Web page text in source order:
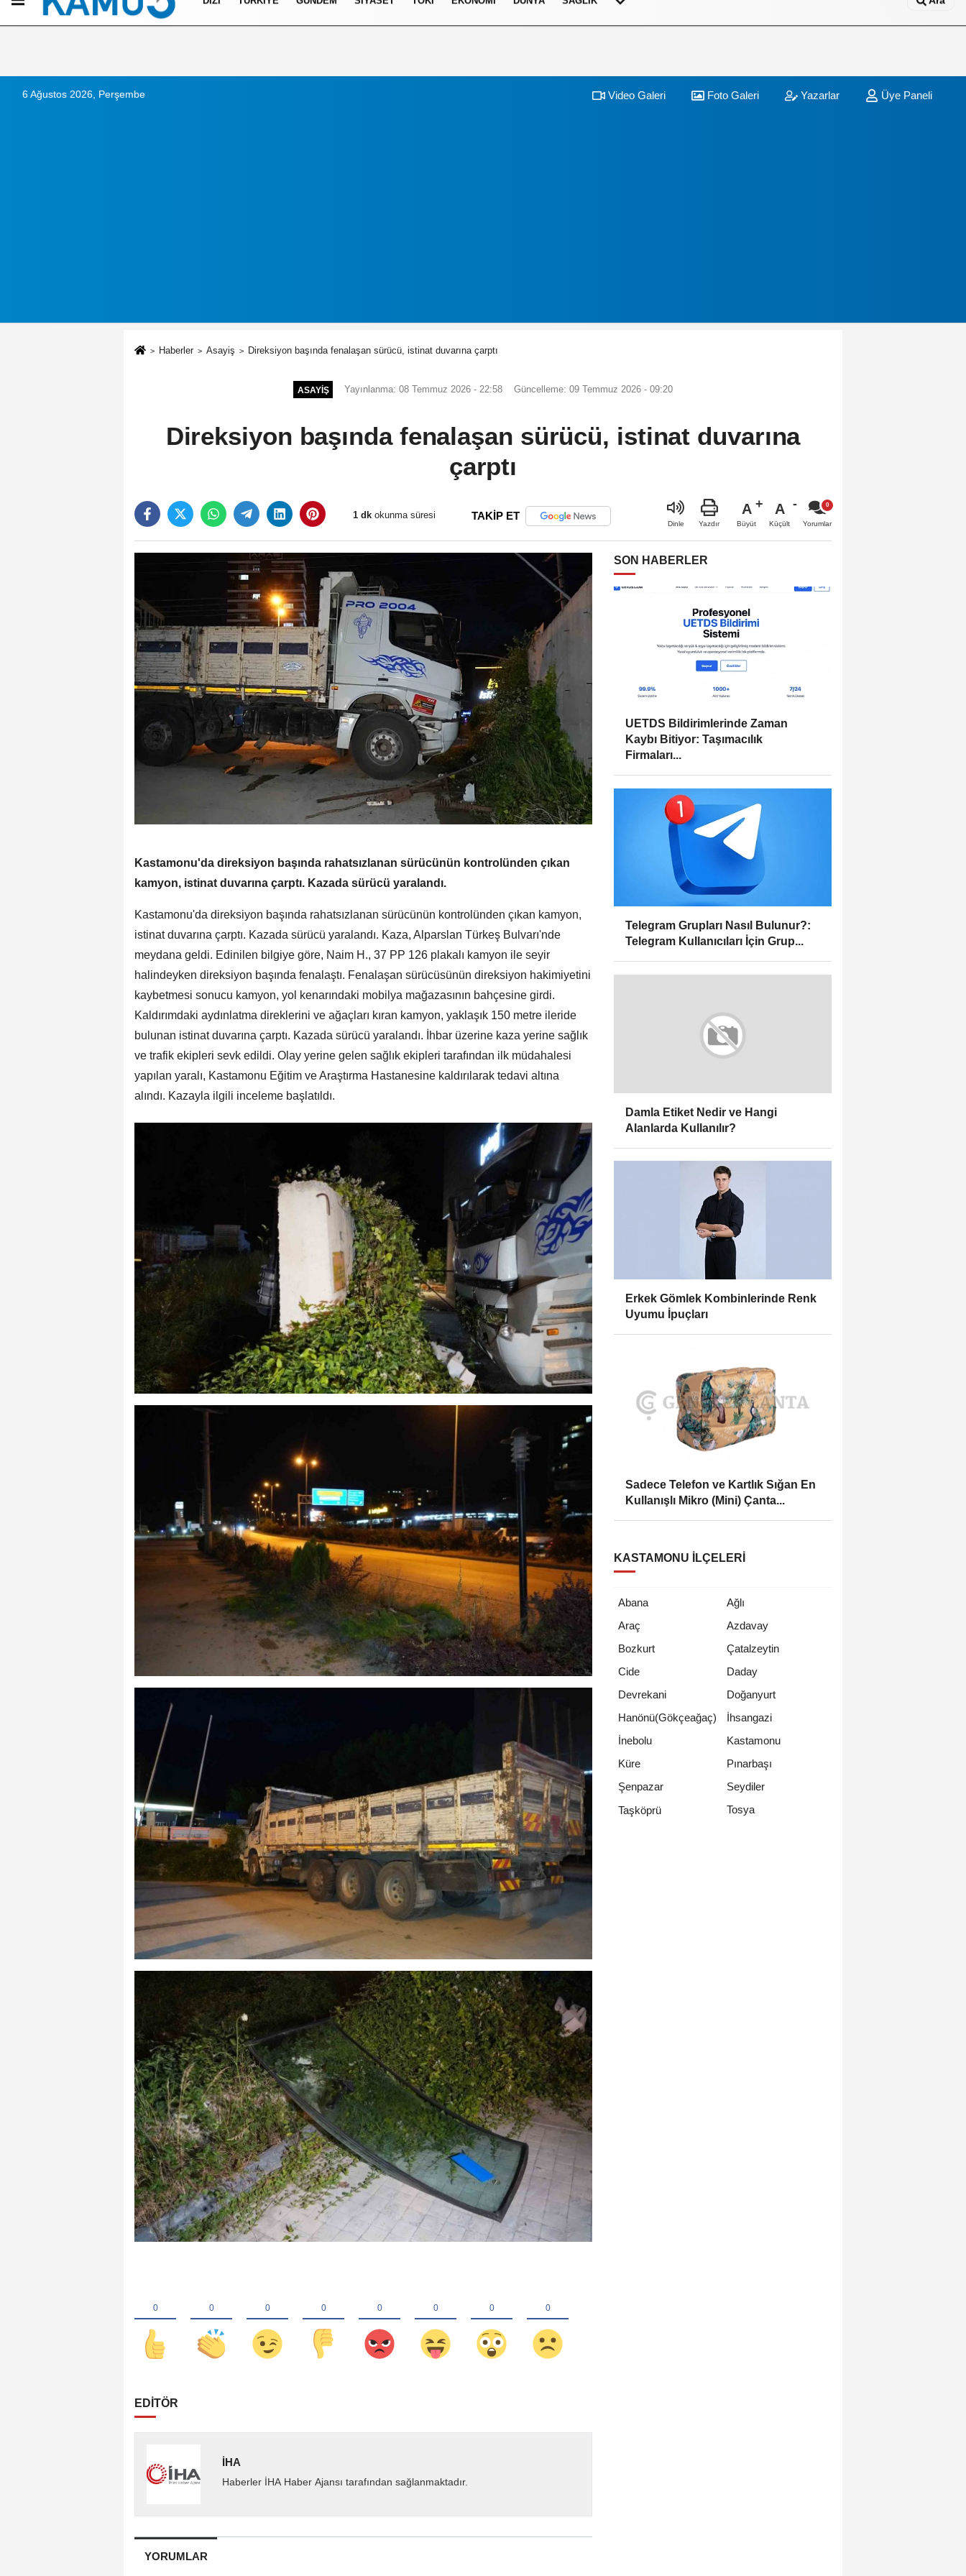
İletişim Çerez Politikası
6 Ağustos 2026, Perşembe Video Galeri Foto Galeri Yazarlar Üye Paneli
Haberler Asayiş Direksiyon başında fenalaşan sürücü, istinat duvarına çarptı
ASAYIŞ Yayınlanma: 08 Temmuz 2026 - 22:58 Güncelleme: 09 Temmuz 2026 - 09:20
Direksiyon başında fenalaşan sürücü, istinat duvarına
çarptı
1 dk okunma süresi TAKİP ET
Dinle Yazdır
A
Büyüt
A
Küçült Yorumlar
Kastamonu'da direksiyon başında rahatsızlanan sürücünün kontrolünden çıkan
kamyon, istinat duvarına çarptı. Kazada sürücü yaralandı.
Kastamonu'da direksiyon başında rahatsızlanan sürücünün kontrolünden çıkan kamyon,
istinat duvarına çarptı. Kazada sürücü yaralandı. Kaza, Alparslan Türkeş Bulvarı'nde
meydana geldi. Edinilen bilgiye göre, Naim H., 37 PP 126 plakalı kamyon ile seyir
halindeyken direksiyon başında fenalaştı. Fenalaşan sürücüsünün direksiyon hakimiyetini
kaybetmesi sonucu kamyon, yol kenarındaki mobilya mağazasının bahçesine girdi.
Kaldırımdaki aydınlatma direklerini ve ağaçları kıran kamyon, yaklaşık 150 metre ileride
bulunan istinat duvarına çarptı. Kazada sürücü yaralandı. İhbar üzerine kaza yerine sağlık
ve trafik ekipleri sevk edildi. Olay yerine gelen sağlık ekipleri tarafından ilk müdahalesi
yapılan yaralı, Kastamonu Eğitim ve Araştırma Hastanesine kaldırılarak tedavi altına
alındı. Kazayla ilgili inceleme başlatıldı.
EDİTÖR
İHA
Haberler İHA Haber Ajansı tarafından sağlanmaktadır.
YORUMLAR
SON HABERLER
UETDS Bildirimlerinde Zaman
Kaybı Bitiyor: Taşımacılık
Firmaları...
Telegram Grupları Nasıl Bulunur?:
Telegram Kullanıcıları İçin Grup...
Damla Etiket Nedir ve Hangi
Alanlarda Kullanılır?
Erkek Gömlek Kombinlerinde Renk
Uyumu İpuçları
Sadece Telefon ve Kartlık Sığan En
Kullanışlı Mikro (Mini) Çanta...
KASTAMONU İLÇELERI
Abana
Ağlı
Araç
Azdavay
Bozkurt
Çatalzeytin
Cide
Daday
Devrekani
Doğanyurt
Hanönü(Gökçeağaç)
İhsangazi
İnebolu
Kastamonu
Küre
Pınarbaşı
Şenpazar
Seydiler
Taşköprü
Tosya